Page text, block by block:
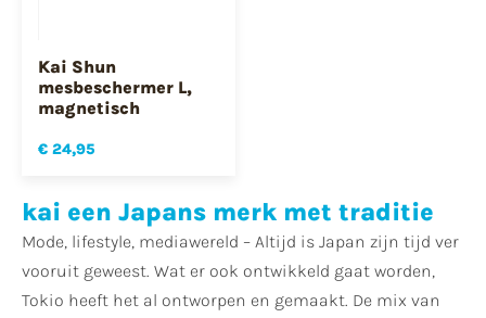
Kai Shun
mesbeschermer L,
magnetisch
€ 24,95
kai een Japans merk met traditie
Mode, lifestyle, mediawereld – Altijd is Japan zijn tijd ver
vooruit geweest. Wat er ook ontwikkeld gaat worden,
Tokio heeft het al ontworpen en gemaakt. De mix van